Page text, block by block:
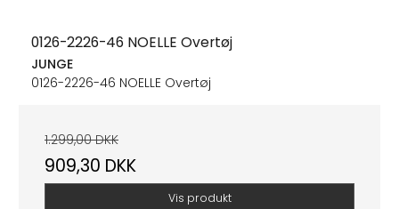
0126-2226-46 NOELLE Overtøj
JUNGE
0126-2226-46 NOELLE Overtøj
1.299,00 DKK
909,30 DKK
Vis produkt